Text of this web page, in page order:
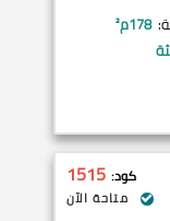
178م²
كود: 1515
متاحة الآن